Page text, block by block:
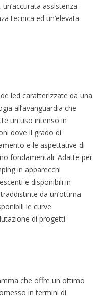
assistenza
tecnica ed un’elevata
led caratterizzate da una
all’avanguardia che
un uso intenso in
dove il grado di
e le aspettative di
fondamentali. Adatte per
in apparecchi
e disponibili in
da un’ottima
le curve
di progetti
che offre un ottimo
in termini di